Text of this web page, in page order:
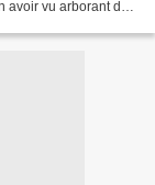
avoir vu arborant des